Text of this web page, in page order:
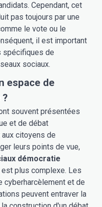
Cependant, cet
pas toujours par une
le vote ou le
il est important
spécifiques de
sociaux.
espace de
souvent présentées
et de débat
citoyens de
leurs points de vue,
démocratie
plus complexe. Les
cyberharcèlement et de
peuvent entraver la